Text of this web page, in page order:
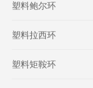
塑料鲍尔环
塑料拉西环
塑料矩鞍环